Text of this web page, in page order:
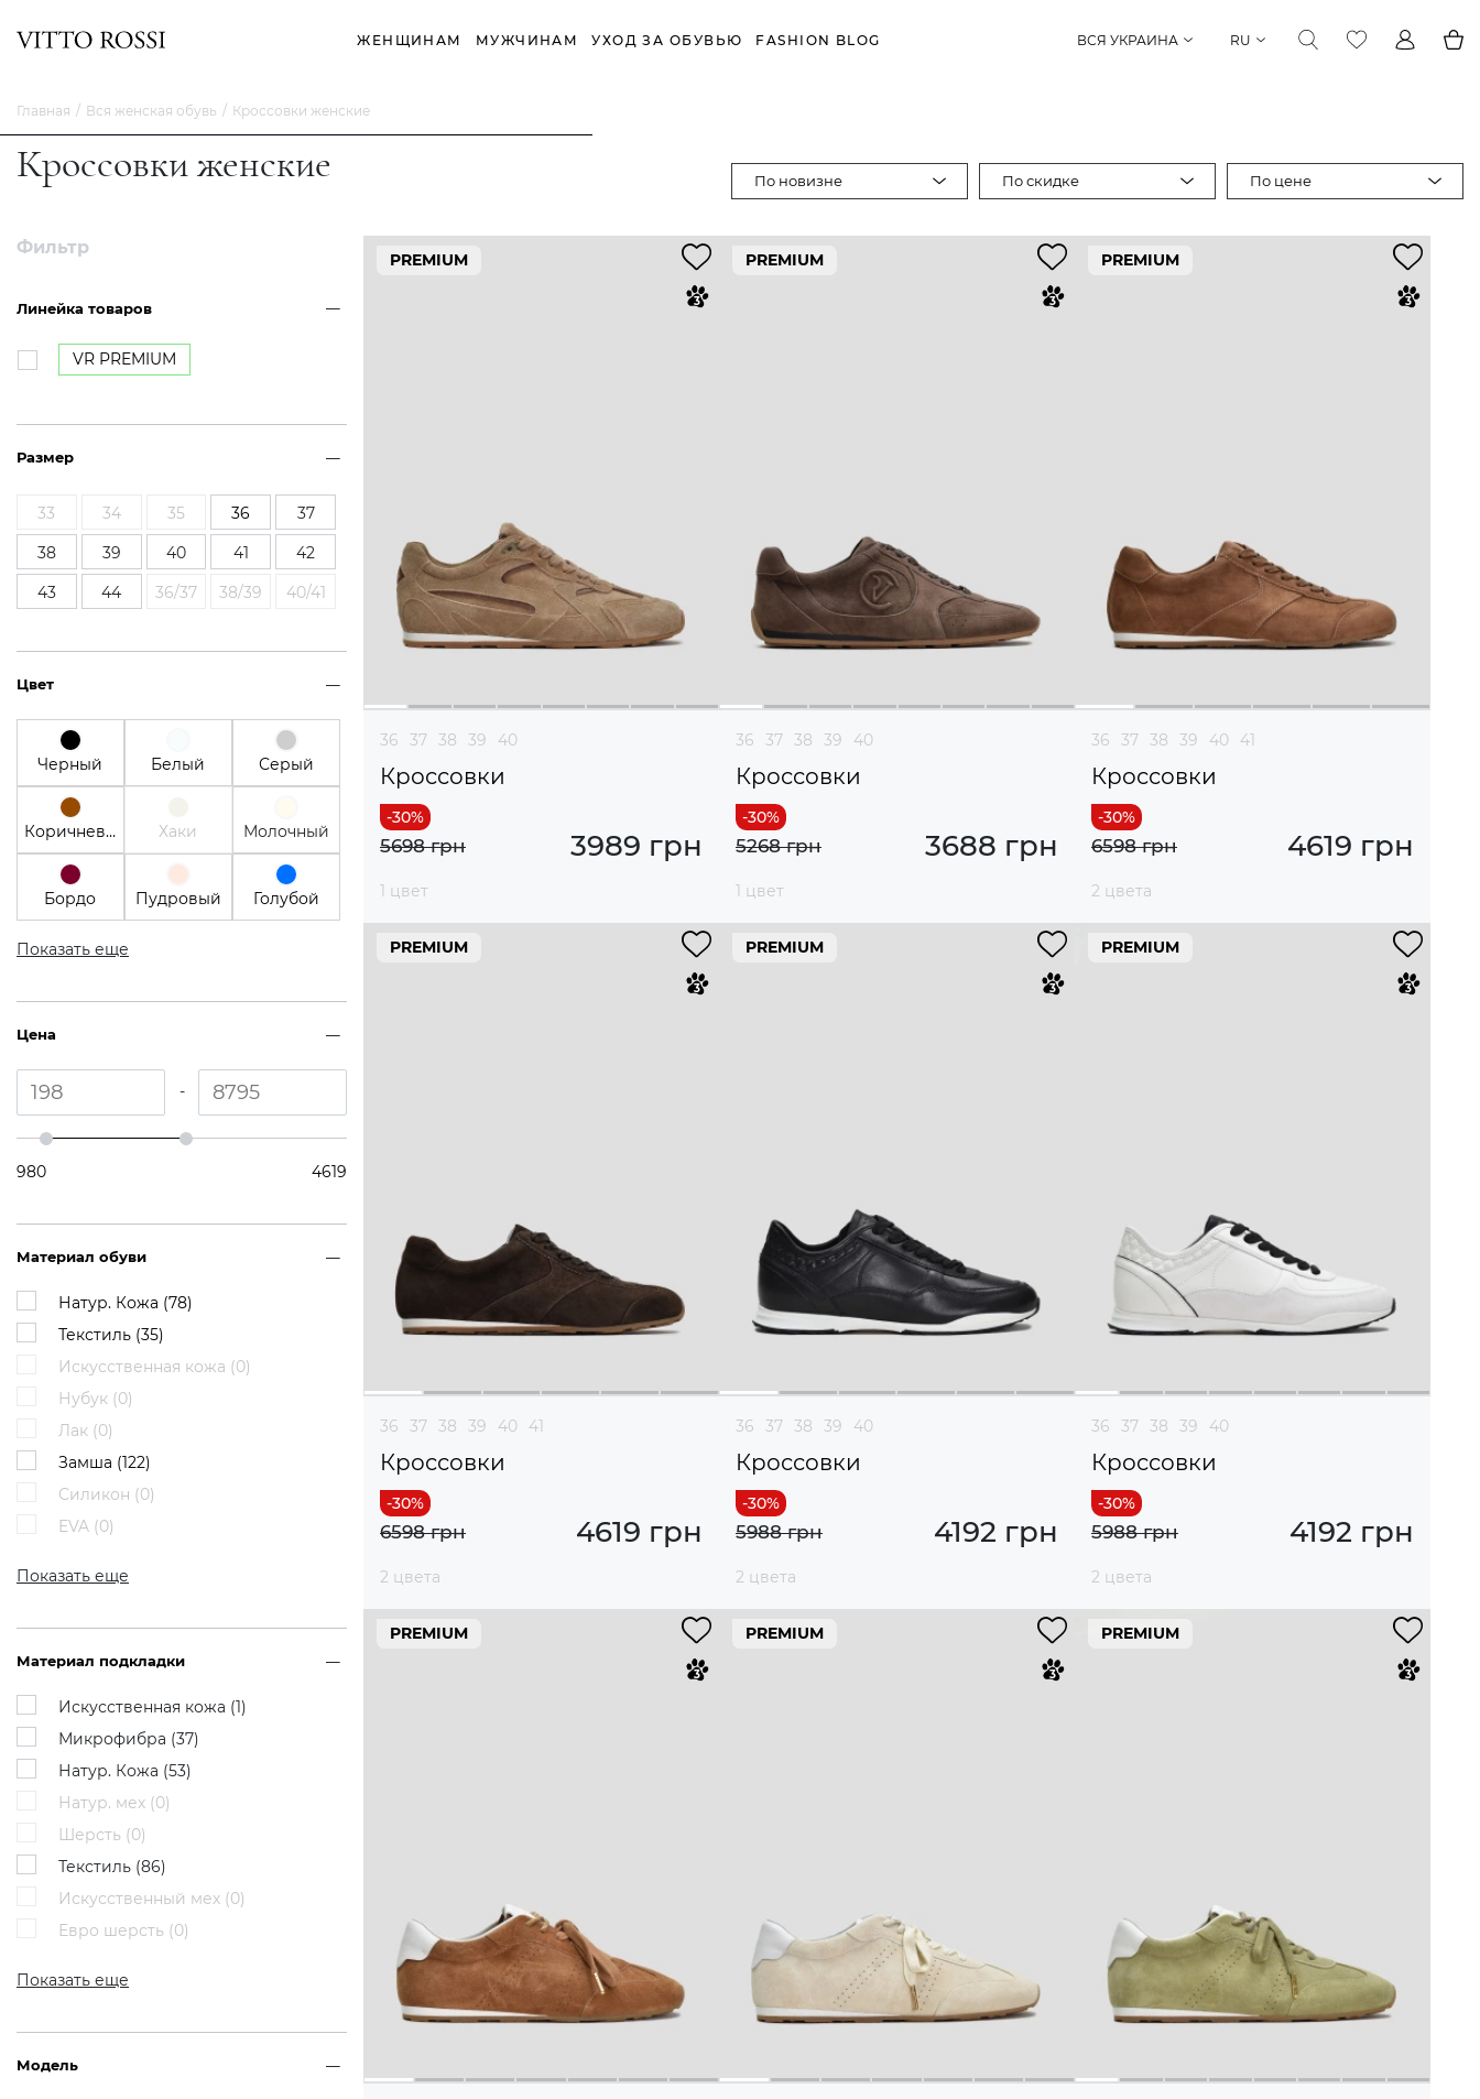
ЖЕНЩИНАМ МУЖЧИНАМ УХОД ЗА ОБУВЬЮ FASHION BLOG ВСЯ УКРАИНА RU
Главная Вся женская обувь Кроссовки женские
Кроссовки женские По новизне По скидке По цене
Фильтр
Линейка товаров
VR PREMIUM
Размер
33 34 35 36
37
38
39 40 41
42
43
44 36/37 38/39 40/41
Цвет
Черный Белый Серый
Коричневый Хаки Молочный
Бордо Пудровый Голубой
Показать еще
Цена
-
980 4619
Материал обуви
Натур. Кожа (78)
Текстиль (35)
Искусственная кожа (0)
Нубук (0)
Лак (0)
Замша (122)
Силикон (0)
EVA (0)
Показать еще
Материал подкладки
Искусственная кожа (1)
Микрофибра (37)
Натур. Кожа (53)
Натур. мех (0)
Шерсть (0)
Текстиль (86)
Искусственный мех (0)
Евро шерсть (0)
Показать еще
Модель
PREMIUM
36 37 38 39 40
Кроссовки
3989 грн
5698 грн
1 цвет
PREMIUM
36 37 38 39 40
Кроссовки
3688 грн
5268 грн
1 цвет
PREMIUM
36 37 38 39 40 41
Кроссовки
4619 грн
6598 грн
2 цвета
PREMIUM
36 37 38 39 40 41
Кроссовки
4619 грн
6598 грн
2 цвета
PREMIUM
36 37 38 39 40
Кроссовки
4192 грн
5988 грн
2 цвета
PREMIUM
36 37 38 39 40
Кроссовки
4192 грн
5988 грн
2 цвета
PREMIUM PREMIUM PREMIUM